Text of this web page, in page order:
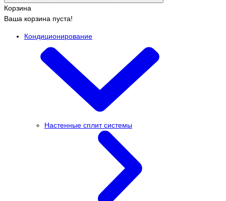
Корзина
Ваша корзина пуста!
Кондиционирование
Настенные сплит системы